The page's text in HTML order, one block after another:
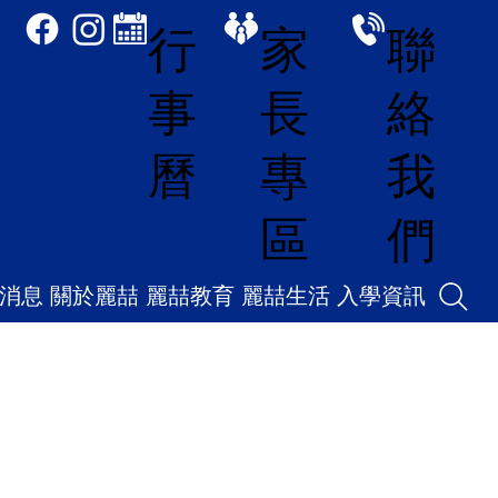
行
事
曆
家
長
專
區
聯
絡
我
們
息 關於麗喆 麗喆教育 麗喆生活 入學資訊